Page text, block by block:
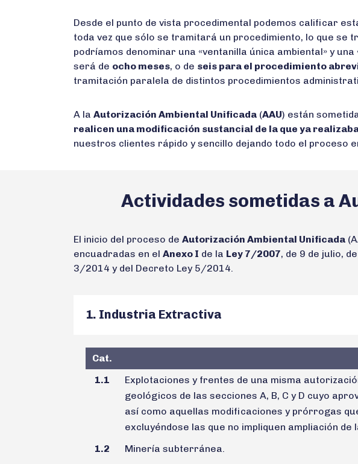
Desde el punto de vista procedimental podemos calificar
toda vez que sólo se tramitará un procedimiento, lo que
podríamos denominar una «ventanilla única ambiental» y
será de ocho meses, o de seis para el procedimiento
tramitación paralela de distintos procedimientos
A la Autorización Ambiental Unificada (AAU) están
realicen una modificación sustancial de la que ya
nuestros clientes rápido y sencillo dejando todo el proceso
Actividades sometidas a
El inicio del proceso de Autorización Ambiental Unificada
encuadradas en el Anexo I de la Ley 7/2007, de 9 de julio,
3/2014 y del Decreto Ley 5/2014.
1. Industria Extractiva
Cat.
1.1
Explotaciones y frentes de una misma
geológicos de las secciones A, B, C y D cuyo
así como aquellas modificaciones y prórrogas
excluyéndose las que no impliquen ampliación de
1.2
Minería subterránea.